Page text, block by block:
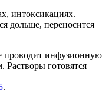
интоксикациях.
дольше, переносится
проводит инфузионную
Растворы готовятся
.